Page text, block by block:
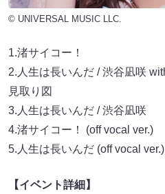
© UNIVERSAL MUSIC LLC.
1.渚サイコー！
2.人生は長いんだ / 渋谷凪咲
見取り図
3.人生は長いんだ / 渋谷凪咲
4.渚サイコー！ (off vocal ver.)
5.人生は長いんだ (off vocal ver.)
【イベント詳細】